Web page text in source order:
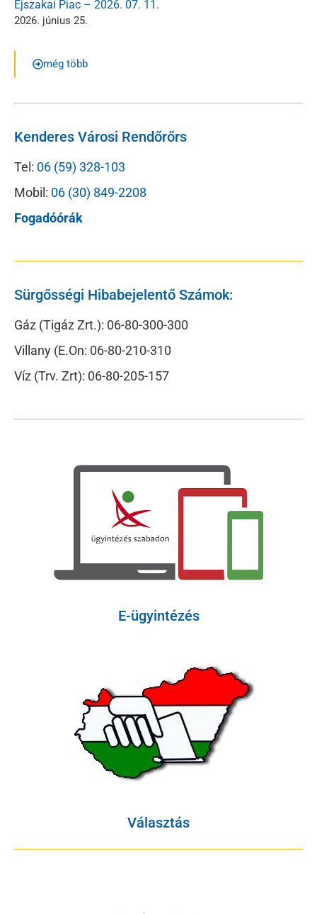
Éjszakai Piac – 2026. 07. 11.
2026. június 25.
még több
Kenderes Városi Rendőrőrs
Tel: 06 (59) 328-103
Mobil: 06 (30) 849-2208
Fogadóórák
Sürgősségi Hibabejelentő Számok:
Gáz (Tigáz Zrt.): 06-80-300-300
Villany (E.On: 06-80-210-310
Víz (Trv. Zrt): 06-80-205-157
E-ügyintézés
Választás